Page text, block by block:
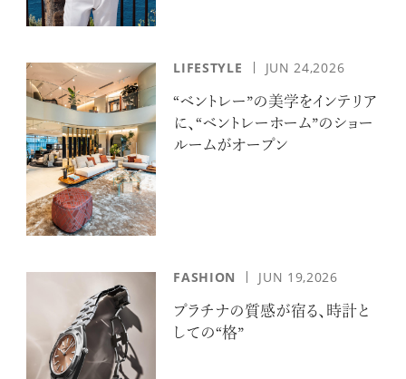
LIFESTYLE JUN 24,2026
“ベントレー”の美学をインテリア
に、“ベントレーホーム”のショー
ルームがオープン
FASHION JUN 19,2026
プラチナの質感が宿る、時計と
しての“格”